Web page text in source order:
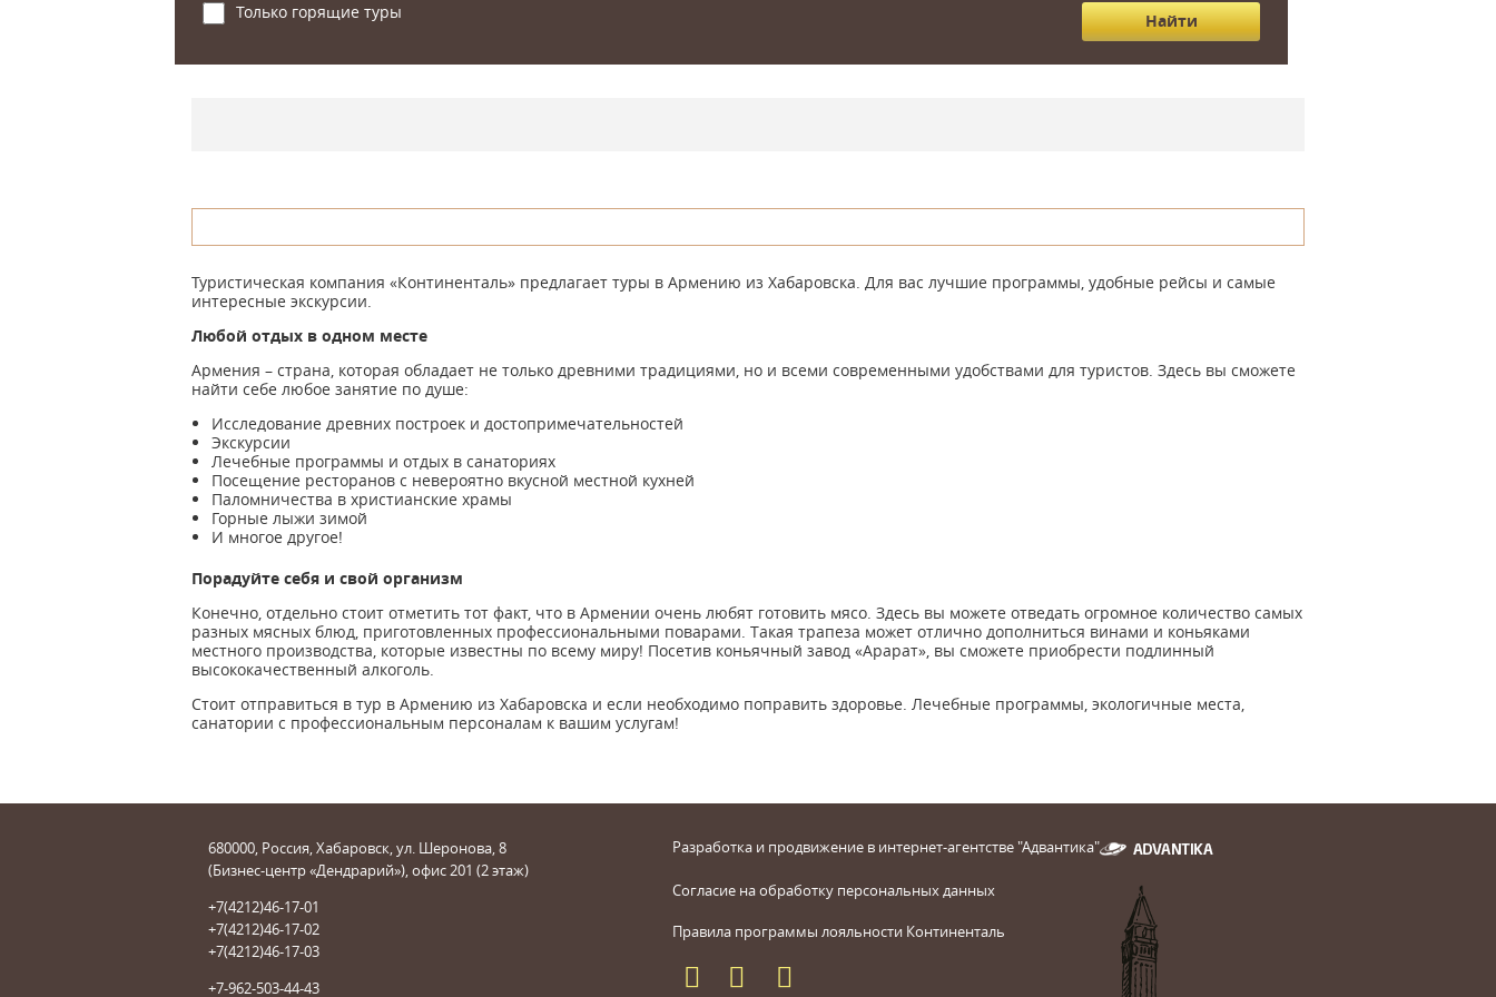
Только горящие туры
Туристическая компания «Континенталь» предлагает туры в Армению из Хабаровска. Для вас лучшие программы, удобные рейсы и самые
интересные экскурсии.
Любой отдых в одном месте
Армения – страна, которая обладает не только древними традициями, но и всеми современными удобствами для туристов. Здесь вы сможете
найти себе любое занятие по душе:
Исследование древних построек и достопримечательностей
Экскурсии
Лечебные программы и отдых в санаториях
Посещение ресторанов с невероятно вкусной местной кухней
Паломничества в христианские храмы
Горные лыжи зимой
И многое другое!
Порадуйте себя и свой организм
Конечно, отдельно стоит отметить тот факт, что в Армении очень любят готовить мясо. Здесь вы можете отведать огромное количество самых
разных мясных блюд, приготовленных профессиональными поварами. Такая трапеза может отлично дополниться винами и коньяками
местного производства, которые известны по всему миру! Посетив коньячный завод «Арарат», вы сможете приобрести подлинный
высококачественный алкоголь.
Стоит отправиться в тур в Армению из Хабаровска и если необходимо поправить здоровье. Лечебные программы, экологичные места,
санатории с профессиональным персоналам к вашим услугам!
680000, Россия, Хабаровск, ул. Шеронова, 8
(Бизнес-центр «Дендрарий»), офис 201 (2 этаж)
+7(4212)46-17-01
+7(4212)46-17-02
+7(4212)46-17-03
+7-962-503-44-43
Разработка и продвижение в интернет-агентстве "Адвантика"
Согласие на обработку персональных данных
Правила программы лояльности Континенталь